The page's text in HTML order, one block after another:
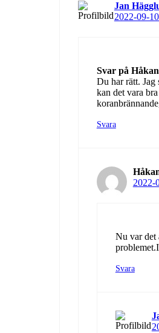
Jan
2022-09-
Svar på
Du har rätt. Jag
kan det vara
Svara
2022-
Nu var det
Svara